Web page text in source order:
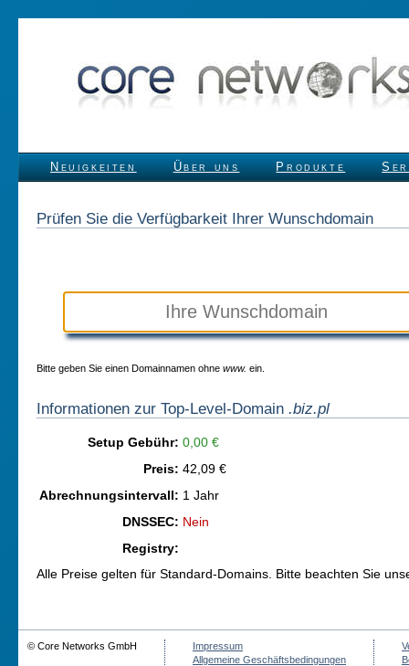
Neuigkeiten Über uns Produkte
Prüfen Sie die Verfügbarkeit Ihrer Wunschdomain
Bitte geben Sie einen Domainnamen ohne www. ein.
Informationen zur Top-Level-Domain .biz.pl
Setup Gebühr: 0,00 €
Preis: 42,09 €
Abrechnungsintervall: 1 Jahr
DNSSEC: Nein
Registry:
Alle Preise gelten für Standard-Domains. Bitte beachten Sie
© Core Networks GmbH
Impressum
Allgemeine Geschäftsbedingungen